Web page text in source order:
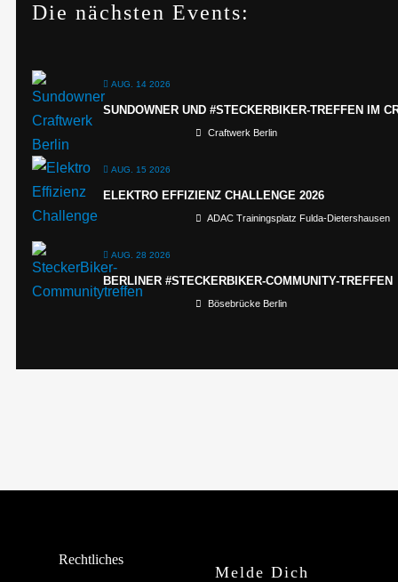
Die nächsten Events:
AUG. 14 2026
SUNDOWNER UND #STECKERBIKER-TREFFEN IM
Craftwerk Berlin
AUG. 15 2026
ELEKTRO EFFIZIENZ CHALLENGE 2026
ADAC Trainingsplatz Fulda-Dietershausen
AUG. 28 2026
BERLINER #STECKERBIKER-COMMUNITY-TREFFEN
Bösebrücke Berlin
Rechtliches
Melde Dich